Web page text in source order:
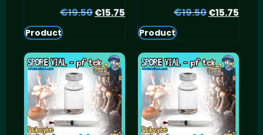
€19.50Oorspronkelijke
was:
€19.50.
€15.75
prijs
is:
€15.75.
Product
€19.50
was:
€19.50.
€15.75
is:
Product